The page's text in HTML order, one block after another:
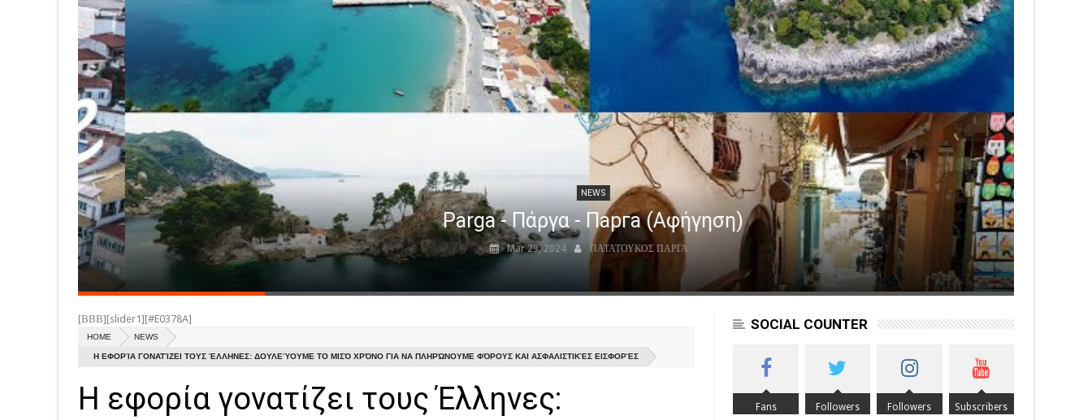
Venetian Castle of Parga (FPV shots)
Apr 02, 2024 ΠΑΤΑΤΟΥΚΟΣ ΠΑΡΓΑ
[ΒΒΒ][slider1][#E0378A]
HOME NEWS
Η ΕΦΟΡΊΑ ΓΟΝΑΤΊΖΕΙ ΤΟΥΣ ΈΛΛΗΝΕΣ: ΔΟΥΛΕΎΟΥΜΕ ΤΟ ΜΙΣΌ ΧΡΌΝΟ ΓΙΑ ΝΑ ΠΛΗΡΏΝΟΥΜΕ ΦΌΡΟΥΣ ΚΑΙ ΑΣΦΑΛΙΣΤΙΚΈΣ ΕΙΣΦΟΡΈΣ
Η εφορία γονατίζει τους Έλληνες:
SOCIAL COUNTER
Fans Followers Followers Subscribers